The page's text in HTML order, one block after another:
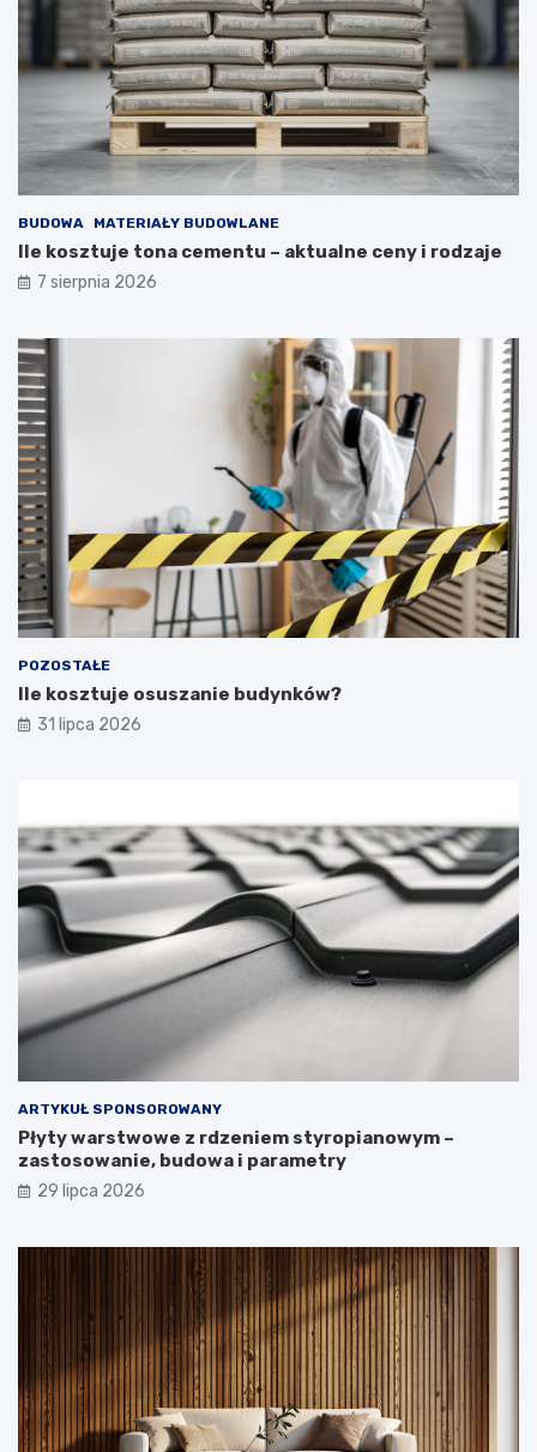
BUDOWA MATERIAŁY BUDOWLANE
Ile kosztuje tona cementu – aktualne ceny i rodzaje
7 sierpnia 2026
POZOSTAŁE
Ile kosztuje osuszanie budynków?
31 lipca 2026
ARTYKUŁ SPONSOROWANY
Płyty warstwowe z rdzeniem styropianowym –
zastosowanie, budowa i parametry
29 lipca 2026